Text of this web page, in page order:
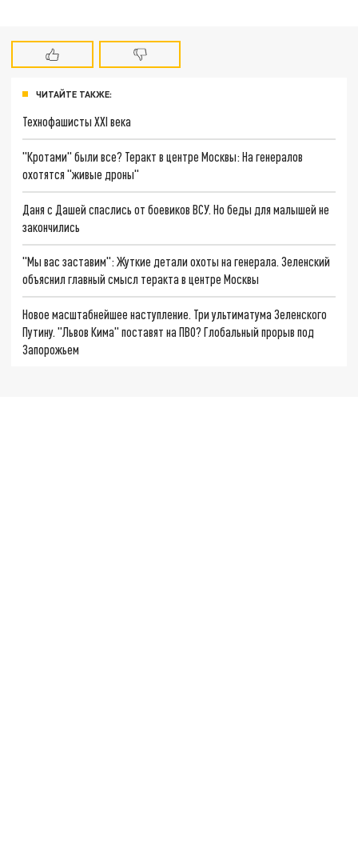
ЧИТАЙТЕ ТАКЖЕ:
Технофашисты XXI века
"Кротами" были все? Теракт в центре Москвы: На генералов
охотятся "живые дроны"
Даня с Дашей спаслись от боевиков ВСУ. Но беды для малышей не
закончились
"Мы вас заставим": Жуткие детали охоты на генерала. Зеленский
объяснил главный смысл теракта в центре Москвы
Новое масштабнейшее наступление. Три ультиматума Зеленского
Путину. "Львов Кима" поставят на ПВО? Глобальный прорыв под
Запорожьем